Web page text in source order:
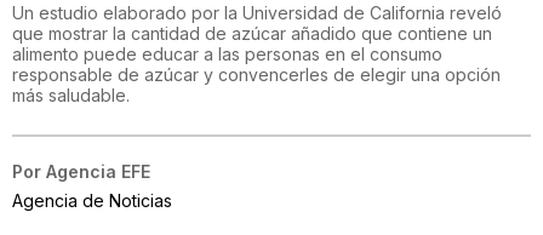
Un estudio elaborado por la Universidad de California reveló
que mostrar la cantidad de azúcar añadido que contiene un
alimento puede educar a las personas en el consumo
responsable de azúcar y convencerles de elegir una opción
más saludable.
Por Agencia EFE
Agencia de Noticias